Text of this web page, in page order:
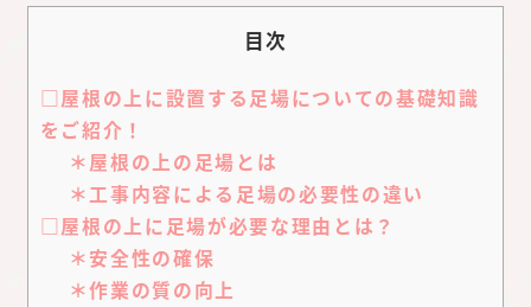
目次
□屋根の上に設置する足場についての基礎知識
をご紹介！
＊屋根の上の足場とは
＊工事内容による足場の必要性の違い
□屋根の上に足場が必要な理由とは？
＊安全性の確保
＊作業の質の向上